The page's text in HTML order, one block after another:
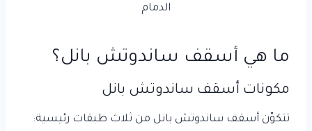
الدمام
ما هي أسقف ساندوتش بانل؟
مكونات أسقف ساندوتش بانل
تتكوّن أسقف ساندوتش بانل من ثلاث طبقات رئيسية: